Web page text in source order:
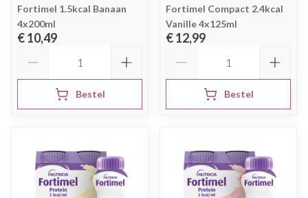
Fortimel 1.5kcal Banaan
4x200ml
€ 10,49
Bestel
Fortimel Compact 2.4kcal
Vanille 4x125ml
€ 12,99
Bestel